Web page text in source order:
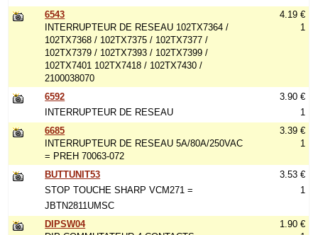
6543
INTERRUPTEUR DE RESEAU 102TX7364 /
102TX7368 / 102TX7375 / 102TX7377 /
102TX7379 / 102TX7393 / 102TX7399 /
102TX7401 102TX7418 / 102TX7430 /
2100038070
4.19 €
1
6592
INTERRUPTEUR DE RESEAU
3.90 €
1
6685
INTERRUPTEUR DE RESEAU 5A/80A/250VAC
= PREH 70063-072
3.39 €
1
BUTTUNIT53
STOP TOUCHE SHARP VCM271 =
JBTN2811UMSC
3.53 €
1
DIPSW04
1.90 €